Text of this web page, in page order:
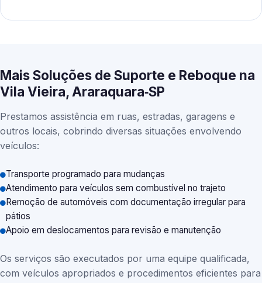
Mais Soluções de Suporte e Reboque na
Vila Vieira, Araraquara‑SP
Prestamos assistência em ruas, estradas, garagens e
outros locais, cobrindo diversas situações envolvendo
veículos:
Transporte programado para mudanças
Atendimento para veículos sem combustível no trajeto
Remoção de automóveis com documentação irregular para
pátios
Apoio em deslocamentos para revisão e manutenção
Os serviços são executados por uma equipe qualificada,
com veículos apropriados e procedimentos eficientes para